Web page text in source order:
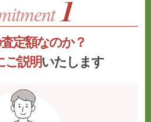
定額なのか？
ご説明いたします